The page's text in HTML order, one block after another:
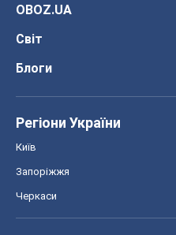
OBOZ.UA
Світ
Блоги
Регіони України
Київ
Запоріжжя
Черкаси